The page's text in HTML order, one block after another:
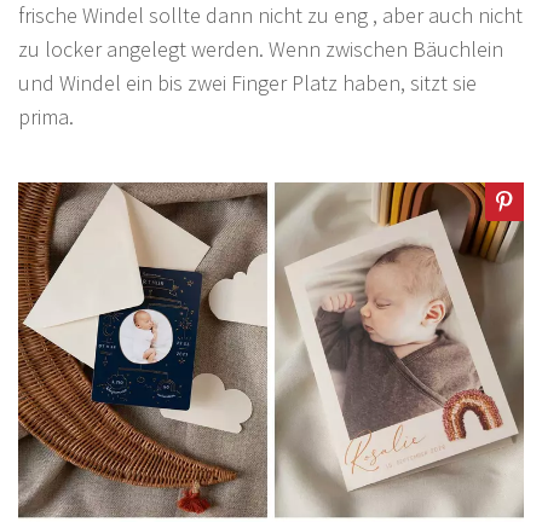
frische Windel sollte dann nicht zu eng , aber auch nicht
zu locker angelegt werden. Wenn zwischen Bäuchlein
und Windel ein bis zwei Finger Platz haben, sitzt sie
prima.